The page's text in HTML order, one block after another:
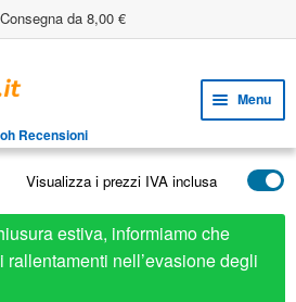
Consegna da 8,00 €
di progettazione
Menu
il
menu
child
child
Recensioni
Visualizza i prezzi IVA inclusa
estiva, informiamo che
nell’evasione degli